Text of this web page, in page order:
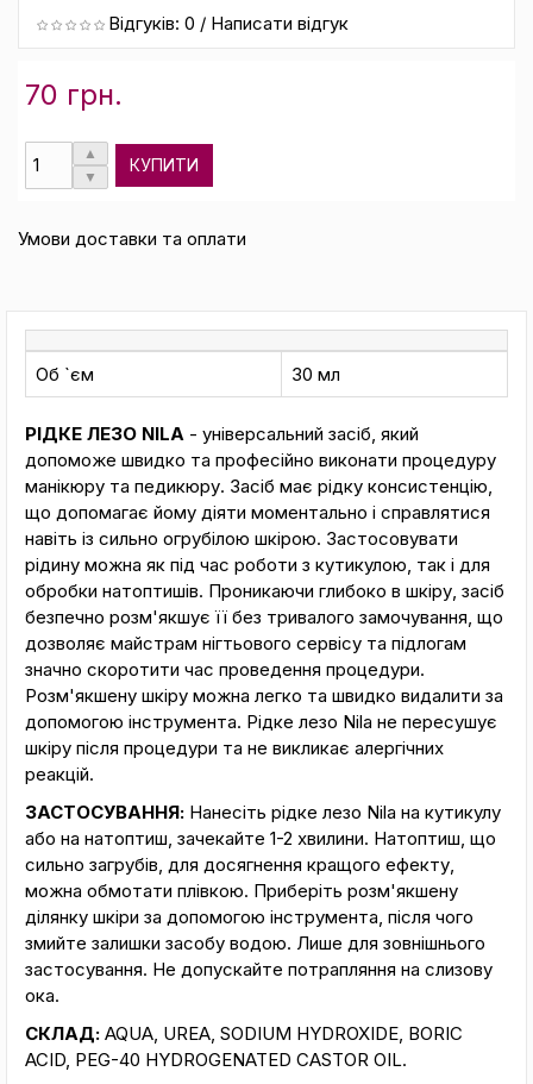
Відгуків: 0 / Написати відгук
70 грн.
КУПИТИ
Умови доставки та оплати
Об `єм 30 мл
РІДКЕ ЛЕЗО NILA - універсальний засіб, який
допоможе швидко та професійно виконати процедуру
манікюру та педикюру. Засіб має рідку консистенцію,
що допомагає йому діяти моментально і справлятися
навіть із сильно огрубілою шкірою. Застосовувати
рідину можна як під час роботи з кутикулою, так і для
обробки натоптишів. Проникаючи глибоко в шкіру, засіб
безпечно розм'якшує її без тривалого замочування, що
дозволяє майстрам нігтьового сервісу та підлогам
значно скоротити час проведення процедури.
Розм'якшену шкіру можна легко та швидко видалити за
допомогою інструмента. Рідке лезо Nila не пересушує
шкіру після процедури та не викликає алергічних
реакцій.
ЗАСТОСУВАННЯ: Нанесіть рідке лезо Nila на кутикулу
або на натоптиш, зачекайте 1-2 хвилини. Натоптиш, що
сильно загрубів, для досягнення кращого ефекту,
можна обмотати плівкою. Приберіть розм'якшену
ділянку шкіри за допомогою інструмента, після чого
змийте залишки засобу водою. Лише для зовнішнього
застосування. Не допускайте потрапляння на слизову
ока.
СКЛАД: AQUA, UREA, SODIUM HYDROXIDE, BORIC
ACID, PEG-40 HYDROGENATED CASTOR OIL.